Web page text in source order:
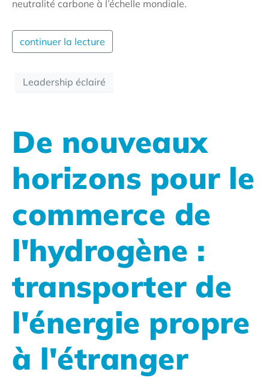
neutralité carbone à l’échelle mondiale.
continuer la lecture
Leadership éclairé
De nouveaux
horizons pour le
commerce de
l'hydrogène :
transporter de
l'énergie propre
à l'étranger